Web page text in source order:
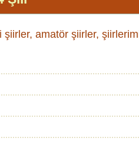
amatör şiirler,